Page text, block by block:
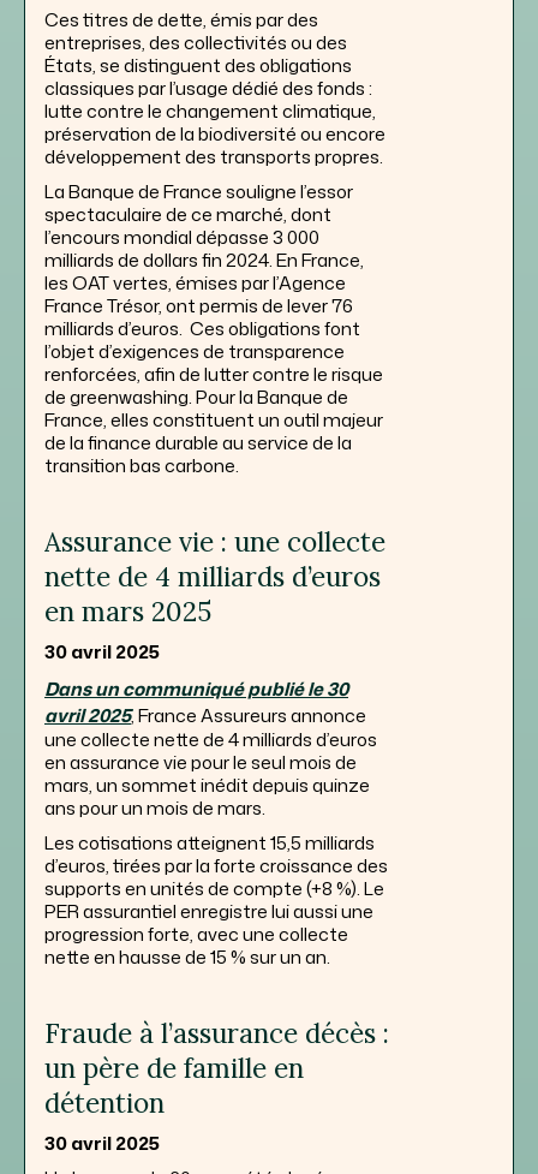
Ces titres de dette, émis par des
entreprises, des collectivités ou des
États, se distinguent des obligations
classiques par l’usage dédié des fonds :
lutte contre le changement climatique,
préservation de la biodiversité ou encore
développement des transports propres.
La Banque de France souligne l’essor
spectaculaire de ce marché, dont
l’encours mondial dépasse 3 000
milliards de dollars fin 2024. En France,
les OAT vertes, émises par l’Agence
France Trésor, ont permis de lever 76
milliards d’euros. Ces obligations font
l’objet d’exigences de transparence
renforcées, afin de lutter contre le risque
de greenwashing. Pour la Banque de
France, elles constituent un outil majeur
de la finance durable au service de la
transition bas carbone.
Assurance vie : une collecte
nette de 4 milliards d’euros
en mars 2025
30 avril 2025
Dans un communiqué publié le 30
avril 2025, France Assureurs annonce
une collecte nette de 4 milliards d’euros
en assurance vie pour le seul mois de
mars, un sommet inédit depuis quinze
ans pour un mois de mars.
Les cotisations atteignent 15,5 milliards
d’euros, tirées par la forte croissance des
supports en unités de compte (+8 %). Le
PER assurantiel enregistre lui aussi une
progression forte, avec une collecte
nette en hausse de 15 % sur un an.
Fraude à l’assurance décès :
un père de famille en
détention
30 avril 2025